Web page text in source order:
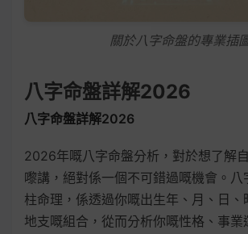
關於八字命盤的專業插
八字命盤詳解2026
八字命盤詳解2026
2026年嘅八字命盤分析，對於想了解
嚟講，絕對係一個不可錯過嘅機會。八
柱命理，係透過你嘅出生年、月、日、
地支嘅組合，從而分析你嘅性格、事業